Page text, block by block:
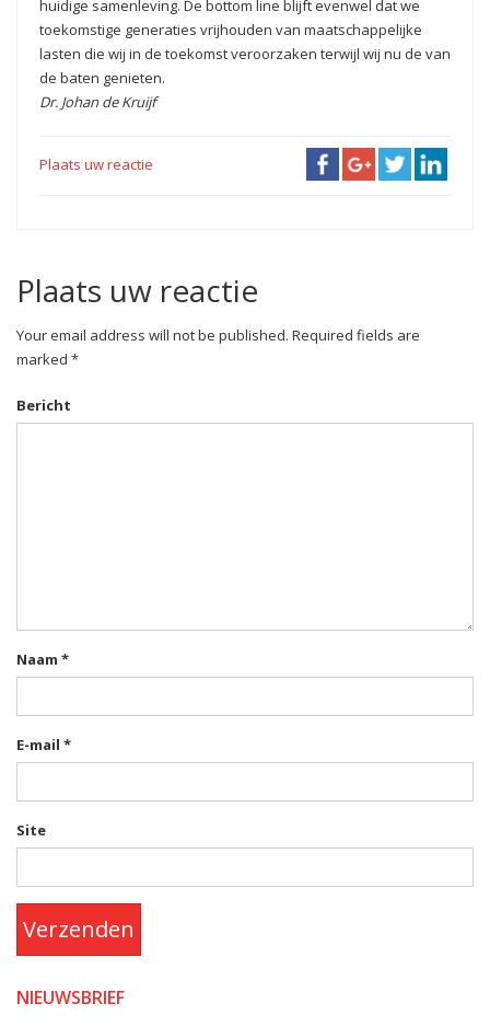
huidige samenleving. De bottom line blijft evenwel dat we
toekomstige generaties vrijhouden van maatschappelijke
lasten die wij in de toekomst veroorzaken terwijl wij nu de van
de baten genieten.
Dr. Johan de Kruijf
Plaats uw reactie
Plaats uw reactie
Your email address will not be published. Required fields are
marked *
Bericht
Naam *
E-mail *
Site
Verzenden
NIEUWSBRIEF